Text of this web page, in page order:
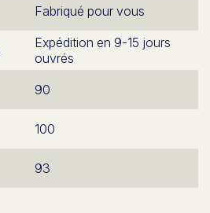
Fabriqué pour vous
Expédition en 9-15 jours
ouvrés
90
100
93